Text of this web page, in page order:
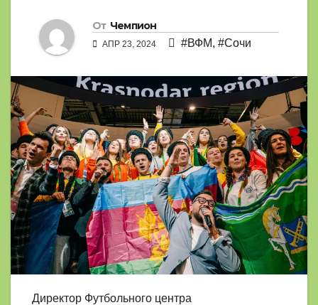
От Чемпион
АПР 23, 2024 #ВФМ, #Сочи
Директор Футбольного центра